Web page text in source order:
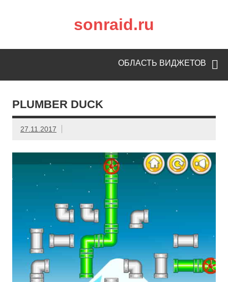
sonraid.ru
ОБЛАСТЬ ВИДЖЕТОВ
PLUMBER DUCK
27.11.2017